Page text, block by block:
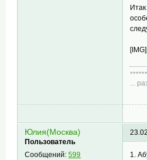
[IMG]
...
Юлия(Москва)
Пользователь
Сообщений:599
1.